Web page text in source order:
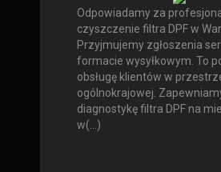
Odpowiadamy za
czyszczenie filtra DPF w
Przyjmujemy zgłoszenia
formacie wysyłkowym. To
obsługę klientów w
ogólnokrajowej.
diagnostykę filtra DPF na
w(...)